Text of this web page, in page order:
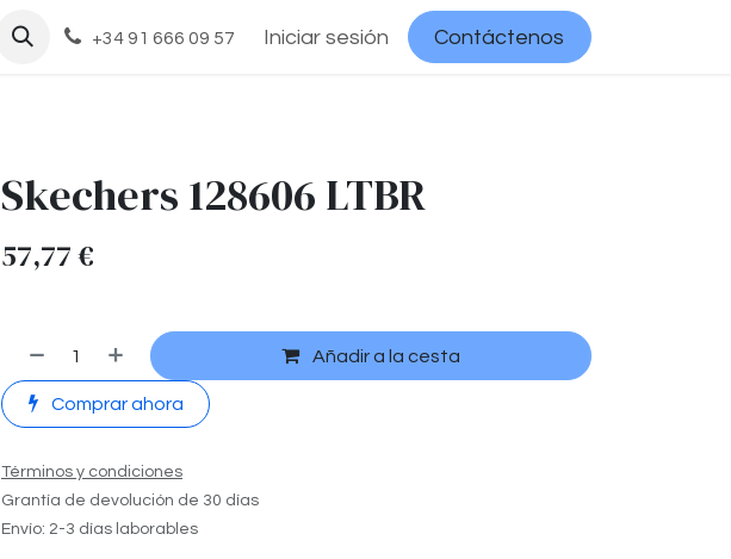
+34 91 666 09 57 Iniciar sesión Contáctenos
Skechers 128606 LTBR
57,77€
Añadir a la cesta
Comprar ahora
Términos y condiciones
Grantía de devolución de 30 días
Envío: 2-3 días laborables